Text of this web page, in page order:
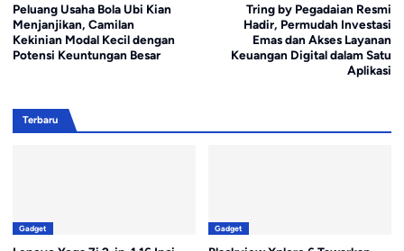
Peluang Usaha Bola Ubi Kian
Menjanjikan, Camilan
Kekinian Modal Kecil dengan
Potensi Keuntungan Besar
Tring by Pegadaian Resmi
Hadir, Permudah Investasi
Emas dan Akses Layanan
Keuangan Digital dalam Satu
Aplikasi
Terbaru
Gadget Gadget